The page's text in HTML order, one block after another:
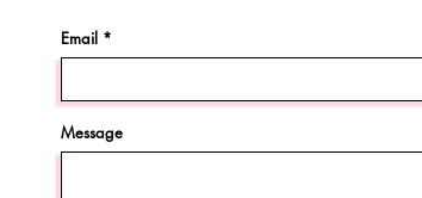
Email
Message